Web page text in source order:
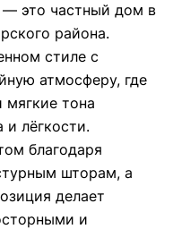
это частный дом в
района.
стиле с
атмосферу, где
мягкие тона
лёгкости.
благодаря
шторам, а
делает
и